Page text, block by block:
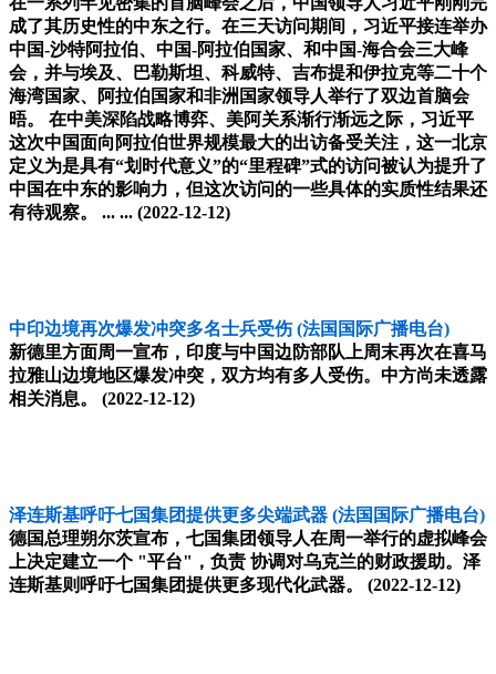
成了其历史性的中东之行。在三天访问期间，习近平接连举办
中国-沙特阿拉伯、中国-阿拉伯国家、和中国-海合会三大峰
会，并与埃及、巴勒斯坦、科威特、吉布提和伊拉克等二十个
海湾国家、阿拉伯国家和非洲国家领导人举行了双边首脑会
晤。 在中美深陷战略博弈、美阿关系渐行渐远之际，习近平
这次中国面向阿拉伯世界规模最大的出访备受关注，这一北京
定义为是具有“划时代意义”的“里程碑”式的访问被认为提升了
中国在中东的影响力，但这次访问的一些具体的实质性结果还
有待观察。 ... ... (2022-12-12)
中印边境再次爆发冲突多名士兵受伤 (法国国际广播电台)
新德里方面周一宣布，印度与中国边防部队上周末再次在喜马
拉雅山边境地区爆发冲突，双方均有多人受伤。中方尚未透露
相关消息。 (2022-12-12)
泽连斯基呼吁七国集团提供更多尖端武器 (法国国际广播电台)
德国总理朔尔茨宣布，七国集团领导人在周一举行的虚拟峰会
上决定建立一个 "平台"，负责 协调对乌克兰的财政援助。泽
连斯基则呼吁七国集团提供更多现代化武器。 (2022-12-12)